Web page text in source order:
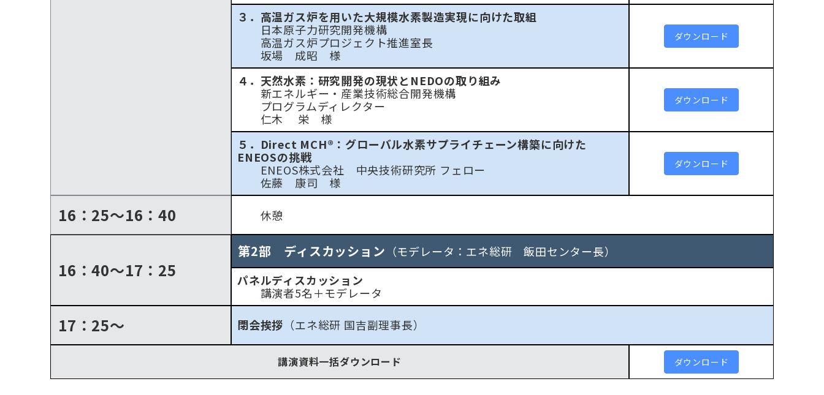
３．高温ガス炉を用いた大規模水素製造実現に向けた取組
日本原子力研究開発機構
高温ガス炉プロジェクト推進室長
坂場 成昭 様
ダウンロード
４．天然水素：研究開発の現状とNEDOの取り組み
新エネルギー・産業技術総合開発機構
プログラムディレクター
仁木 栄 様
ダウンロード
５．Direct MCH®：グローバル水素サプライチェーン構築に向けた
ENEOSの挑戦
ENEOS株式会社 中央技術研究所 フェロー
佐藤 康司 様
ダウンロード
16：25～16：40 休憩
16：40～17：25
第2部 ディスカッション （モデレータ：エネ総研 飯田センター長）
パネルディスカッション
講演者5名＋モデレータ
17：25～ 閉会挨拶 （エネ総研 国吉副理事長）
講演資料一括ダウンロード ダウンロード